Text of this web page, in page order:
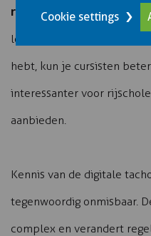
rijinstructeur. Veel
loopbaan te maken met
hebt, kun je cursisten
interessanter voor
aanbieden.
Kennis van de digitale
tegenwoordig onmisbaar.
complex en verandert
Cookie settings